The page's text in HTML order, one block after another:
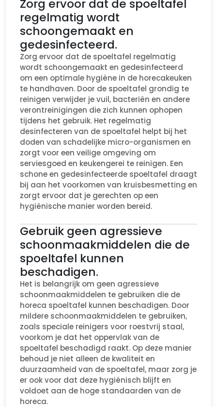
Zorg ervoor dat de spoeltafel
regelmatig wordt
schoongemaakt en
gedesinfecteerd.
Zorg ervoor dat de spoeltafel regelmatig
wordt schoongemaakt en gedesinfecteerd
om een optimale hygiëne in de horecakeuken
te handhaven. Door de spoeltafel grondig te
reinigen verwijder je vuil, bacteriën en andere
verontreinigingen die zich kunnen ophopen
tijdens het gebruik. Het regelmatig
desinfecteren van de spoeltafel helpt bij het
doden van schadelijke micro-organismen en
zorgt voor een veilige omgeving om
serviesgoed en keukengerei te reinigen. Een
schone en gedesinfecteerde spoeltafel draagt
bij aan het voorkomen van kruisbesmetting en
zorgt ervoor dat je gerechten op een
hygiënische manier worden bereid.
Gebruik geen agressieve
schoonmaakmiddelen die de
spoeltafel kunnen
beschadigen.
Het is belangrijk om geen agressieve
schoonmaakmiddelen te gebruiken die de
horeca spoeltafel kunnen beschadigen. Door
mildere schoonmaakmiddelen te gebruiken,
zoals speciale reinigers voor roestvrij staal,
voorkom je dat het oppervlak van de
spoeltafel beschadigd raakt. Op deze manier
behoud je niet alleen de kwaliteit en
duurzaamheid van de spoeltafel, maar zorg je
er ook voor dat deze hygiënisch blijft en
voldoet aan de hoge standaarden van de
horeca.